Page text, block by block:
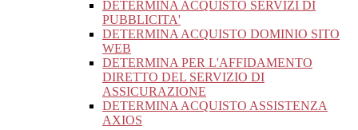
DETERMINA ACQUISTO SERVIZI DI
PUBBLICITA'
DETERMINA ACQUISTO DOMINIO SITO
WEB
DETERMINA PER L'AFFIDAMENTO
DIRETTO DEL SERVIZIO DI
ASSICURAZIONE
DETERMINA ACQUISTO ASSISTENZA
AXIOS